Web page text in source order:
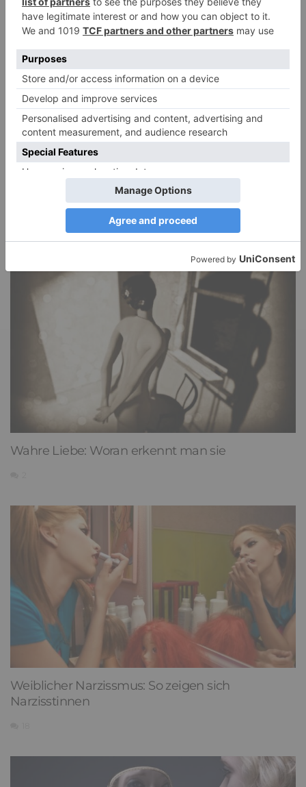
DIE BELIEBTESTEN ARTIKEL
Narzissmus in der Liebe
26
Wahre Liebe: Woran erkennt man sie
Weiblicher Narzissmus: So zeigen sich
Narzisstinnen